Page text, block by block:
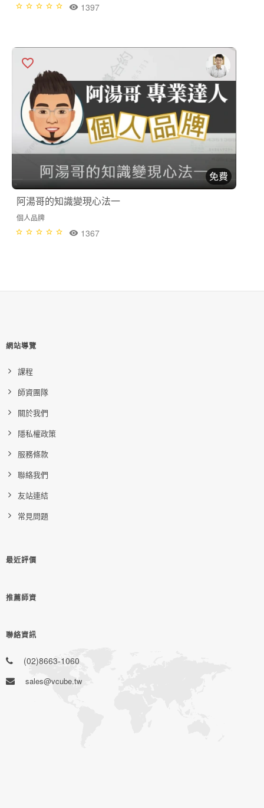
1397
免費
阿湯哥的知識變現心法一
個人品牌
1367
網站導覽
課程
師資團隊
關於我們
隱私權政策
服務條款
聯絡我們
友站連結
常見問題
最近評價
推薦師資
聯絡資訊
(02)8663-1060
sales@vcube.tw